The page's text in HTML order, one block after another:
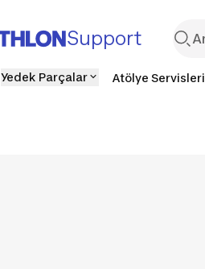
Support
Yedek Parçalar Atölye Servisleri